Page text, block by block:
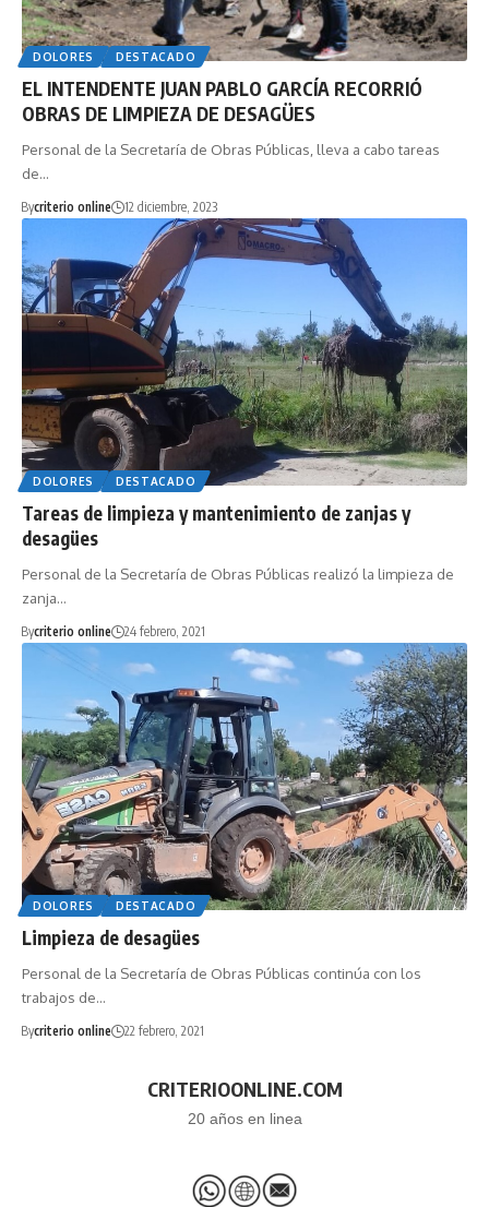
DOLORES DESTACADO
EL INTENDENTE JUAN PABLO GARCÍA RECORRIÓ
OBRAS DE LIMPIEZA DE DESAGÜES
Personal de la Secretaría de Obras Públicas, lleva a cabo tareas
de…
Bycriterio online 12 diciembre, 2023
DOLORES DESTACADO
Tareas de limpieza y mantenimiento de zanjas y
desagües
Personal de la Secretaría de Obras Públicas realizó la limpieza de
zanja…
Bycriterio online 24 febrero, 2021
DOLORES DESTACADO
Limpieza de desagües
Personal de la Secretaría de Obras Públicas continúa con los
trabajos de…
Bycriterio online 22 febrero, 2021
CRITERIOONLINE.COM
20 años en linea